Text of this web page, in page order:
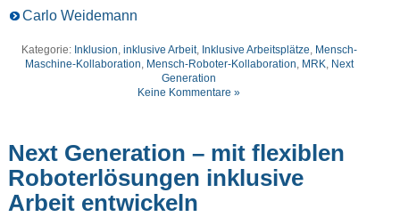
Carlo Weidemann
Kategorie: Inklusion, inklusive Arbeit, Inklusive Arbeitsplätze, Mensch-
Maschine-Kollaboration, Mensch-Roboter-Kollaboration, MRK, Next
Generation
Keine Kommentare »
Next Generation – mit flexiblen
Roboterlösungen inklusive
Arbeit entwickeln